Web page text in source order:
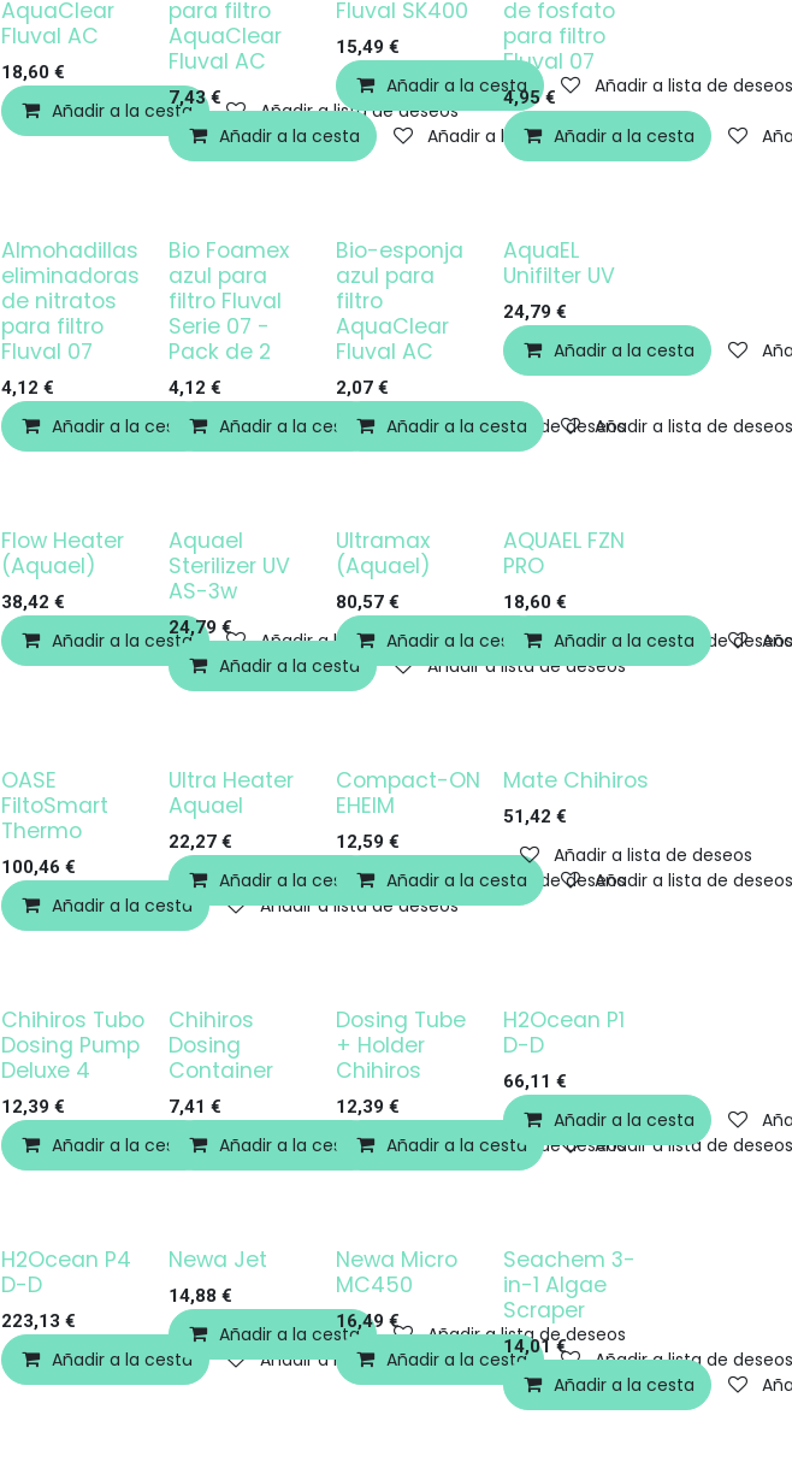
AquaClear
Fluval AC
18,60 €
Añadir a la cesta Añadir a lista de deseos
para filtro
AquaClear
Fluval AC
7,43€
Añadir a la cesta Añadir a lista de deseos
Fluval SK400
15,49 €
Añadir a la cesta Añadir a lista de deseos
de fosfato
para filtro
Fluval 07
4,95€
Añadir a la cesta
Almohadillas
eliminadoras
de nitratos
para filtro
Fluval 07
4,12 €
Añadir a la cesta Añadir a lista de deseos
Bio Foamex
azul para
filtro Fluval
Serie 07 -
Pack de 2
4,12 €
Añadir a la cesta Añadir a lista de deseos
Bio-esponja
azul para
filtro
AquaClear
Fluval AC
2,07€
Añadir a la cesta Añadir a lista de deseos
¡OFERTA!
AquaEL
Unifilter UV
24,79 €
Añadir a la cesta
¡OFERTA!
Flow Heater
(Aquael)
38,42 €
Añadir a la cesta Añadir a lista de deseos
¡OFERTA!
Aquael
Sterilizer UV
AS-3w
24,79 €
Añadir a la cesta Añadir a lista de deseos
¡OFERTA!
Ultramax
(Aquael)
80,57€
Añadir a la cesta Añadir a lista de deseos
¡OFERTA!
AQUAEL FZN
PRO
18,60€
Añadir a la cesta
¡OFERTA!
OASE
FiltoSmart
Thermo
100,46 €
Añadir a la cesta Añadir a lista de deseos
¡OFERTA!
Ultra Heater
Aquael
22,27€
Añadir a la cesta Añadir a lista de deseos
¡OFERTA!
Compact-ON
EHEIM
12,59 €
Añadir a la cesta Añadir a lista de deseos
¡OFERTA!
Mate Chihiros
51,42 €
Añadir a lista de deseos
Chihiros Tubo
Dosing Pump
Deluxe 4
12,39 €
Añadir a la cesta Añadir a lista de deseos
¡OFERTA!
Chihiros
Dosing
Container
7,41 €
Añadir a la cesta Añadir a lista de deseos
Dosing Tube
+ Holder
Chihiros
12,39 €
Añadir a la cesta Añadir a lista de deseos
H2Ocean P1
D-D
66,11 €
Añadir a la cesta
H2Ocean P4
D-D
223,13 €
Añadir a la cesta Añadir a lista de deseos
Newa Jet
14,88 €
Añadir a la cesta Añadir a lista de deseos
Newa Micro
MC450
16,49 €
Añadir a la cesta Añadir a lista de deseos
Seachem 3-
in-1 Algae
Scraper
14,01€
Añadir a la cesta